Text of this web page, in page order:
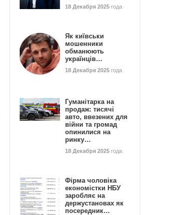
18 Декабря 2025 года
Як київськи
мошенники
обманюють
українців…
18 Декабря 2025 года
Гуманітарка на
продаж: тисячі
авто, ввезених для
війни та громад
опинилися на
ринку…
18 Декабря 2025 года
Фірма чоловіка
економістки НБУ
заробляє на
держустановах як
посередник…